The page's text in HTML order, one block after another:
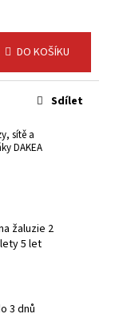
DO KOŠÍKU
sítě a
DAKEA
Sdílet
žaluzie 2
5 let
3 dnů